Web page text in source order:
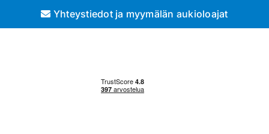
Yhteystiedot ja myymälän aukioloajat